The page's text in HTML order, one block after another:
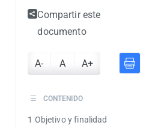
Compartir este
documento
A- A A+
CONTENIDO
1 Objetivo y finalidad